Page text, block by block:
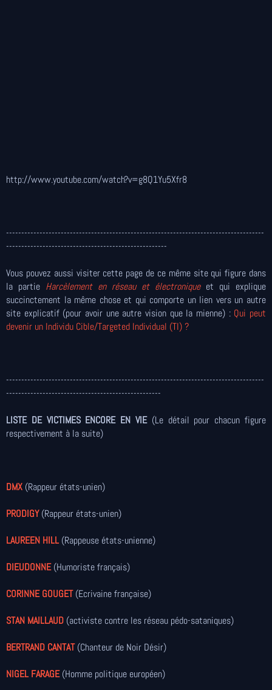
http://www.youtube.com/watch?v=g8Q1Yu5Xfr8
-------------------------------------------------------------------------------------
-----------------------------------------------------
Vous pouvez aussi visiter cette page de ce même site qui figure dans
la partie Harcèlement en réseau et électronique et qui explique
succinctement la même chose et qui comporte un lien vers un autre
site explicatif (pour avoir une autre vision que la mienne) : Qui peut
devenir un Individu Cible/Targeted Individual (TI) ?
-------------------------------------------------------------------------------------
---------------------------------------------------
LISTE DE VICTIMES ENCORE EN VIE (Le détail pour chacun figure
respectivement à la suite)
DMX (Rappeur états-unien)
PRODIGY(Rappeur états-unien)
LAUREEN HILL (Rappeuse états-unienne)
DIEUDONNE(Humoriste français)
CORINNE GOUGET(Ecrivaine française)
STAN MAILLAUD (activiste contre les réseau pédo-sataniques)
BERTRAND CANTAT(Chanteur de Noir Désir)
NIGEL FARAGE(Homme politique européen)